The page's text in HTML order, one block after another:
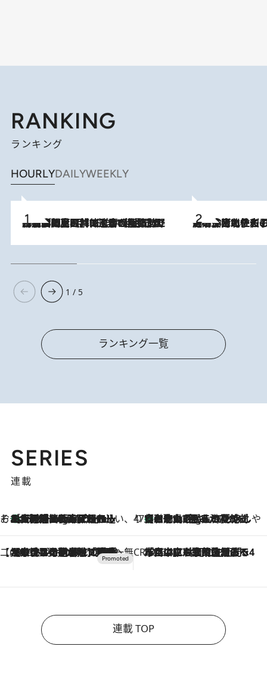
RANKING
ランキング
HOURLYDAILYWEEKLY
2026.8.8
「最後に見られてよかった」上野動物園の東園パンダ舎が解体前に特別公開。8月16日まで延長されたパネル展と共に辿る“半世紀”のパンダ飼育《解体工事の図面あり》 2026.8.3
《「文士の子ども被害者の会」発足！》阿川佐和子（72）が語る遠藤周作に北杜夫、劇作家・矢代静一の子どもたちの“文豪プライベート事件簿”
1 / 5
ランキング一覧
SERIES
連載
そおだよおこの関西おいしい、おやつ紀行1 Hour Ago
［大阪府箕面市］一皿一皿目の前で仕上げられる、料理を巧みに組み込んだアシェットデセールコース「ミチル アシェット デセール（Michiru assiette dessert）」 47都道府県の手みやげ ひんやりスイーツで夏を満喫
1 Hour Ago
【和歌山県】この夏絶対食べたい 冷やしておいしいおやつ3選 みかんがごろっと丸ごと入ったジュレ
【CREA×星野リゾート】唯一無二。癒しと発見が待つ場所へ
2026.8.7
【トンボの足水浴】ヒノキの香りに包まれて涼感マックス！約13℃の湧水かけ流しを避暑地「星野温泉 トンボの湯」で体験 CREA'S CHOICE
2026.8.7
「立川にも歌舞伎があるんだよ」 片岡仁左衛門・市川中車ら豪華座組みで4年目の立川立飛歌舞伎へ
連載 TOP